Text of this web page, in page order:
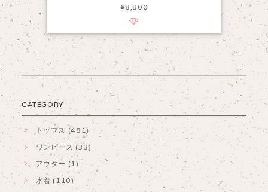
¥8,800
CATEGORY
トップス (481)
ワンピース (33)
アウター (1)
水着 (110)